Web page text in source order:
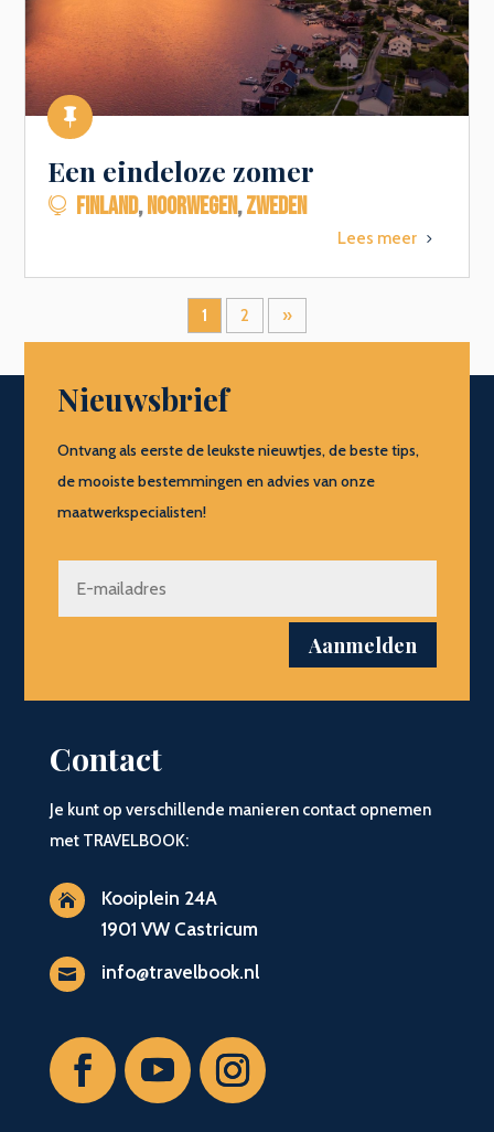

Een eindeloze zomer
 FINLAND,NOORWEGEN,ZWEDEN
Lees meer 5
1 2 »
Nieuwsbrief
Ontvang als eerste de leukste nieuwtjes, de beste tips,
de mooiste bestemmingen en advies van onze
maatwerkspecialisten!
Aanmelden
Contact
Je kunt op verschillende manieren contact opnemen
met TRAVELBOOK:

Kooiplein 24A
1901 VW Castricum
 info@travelbook.nl